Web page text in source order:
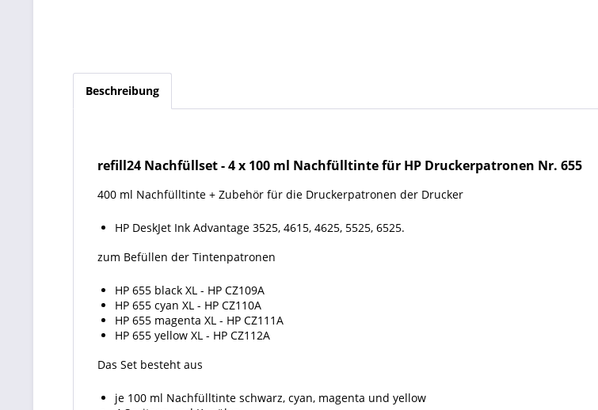
Beschreibung
refill24 Nachfüllset-4 x 100 ml Nachfülltinte für HP Druckerpatronen Nr. 655
400 ml Nachfülltinte + Zubehör für die Druckerpatronen der Drucker
HP DeskJet Ink Advantage 3525, 4615, 4625, 5525, 6525.
zum Befüllen der Tintenpatronen
HP 655 black XL - HP CZ109A
HP 655 cyan XL - HP CZ110A
HP 655 magenta XL - HP CZ111A
HP 655 yellow XL - HP CZ112A
Das Set besteht aus
je 100 ml Nachfülltinte schwarz, cyan, magenta und yellow